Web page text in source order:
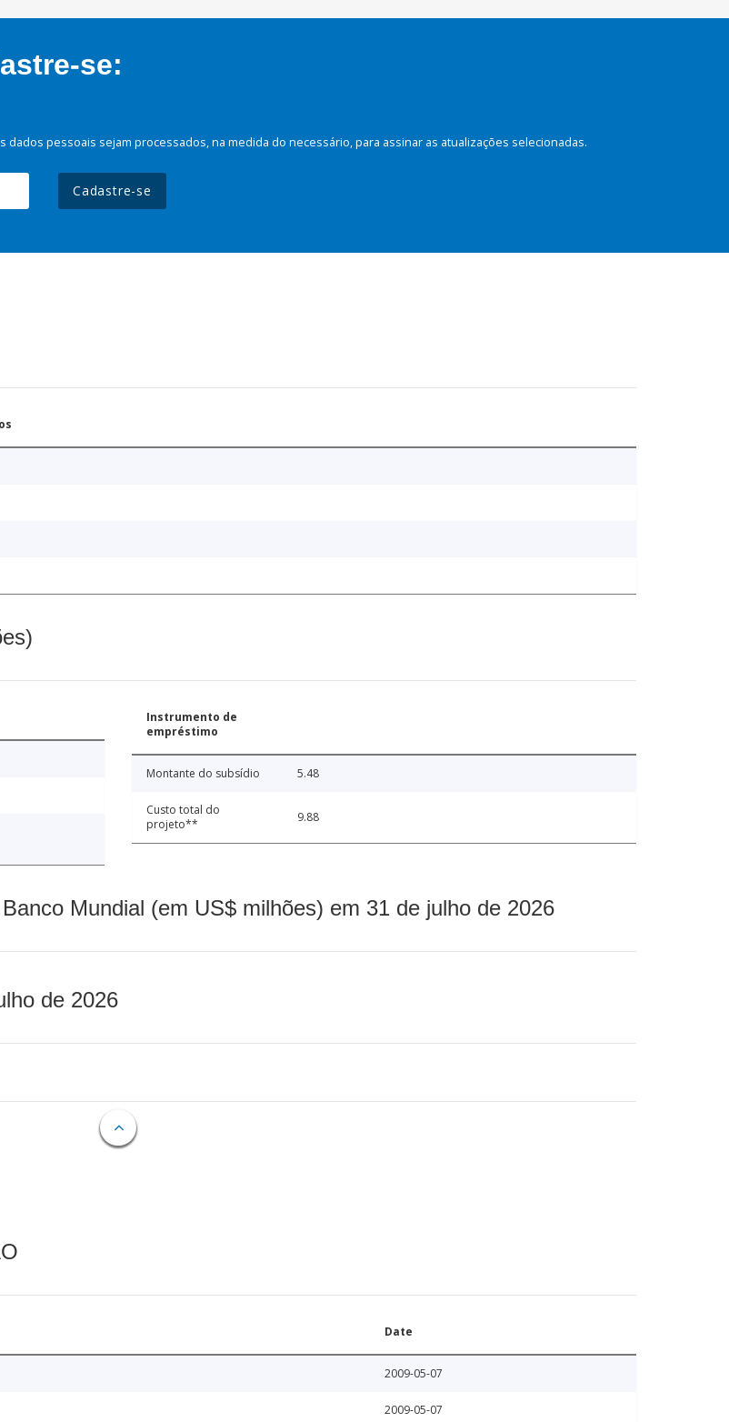
se:
pessoais sejam processados, na medida do necessário, para assinar as atualizações selecionadas.
Cadastre-se
Instrumento de
empréstimo
Montante do subsídio 5.48
Custo total do
projeto**
9.88
Mundial (em US$ milhões) em 31 de julho de 2026
de 2026
Date
2009-05-07
2009-05-07